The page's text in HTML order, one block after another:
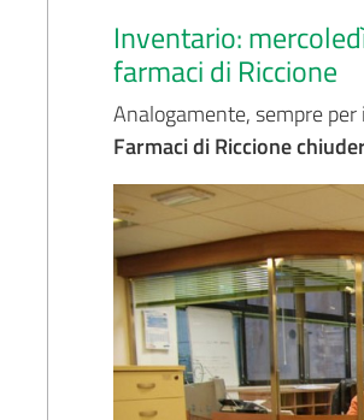
Inventario:
farmaci di Riccione
Analogamente, sempre
Farmaci di Riccione